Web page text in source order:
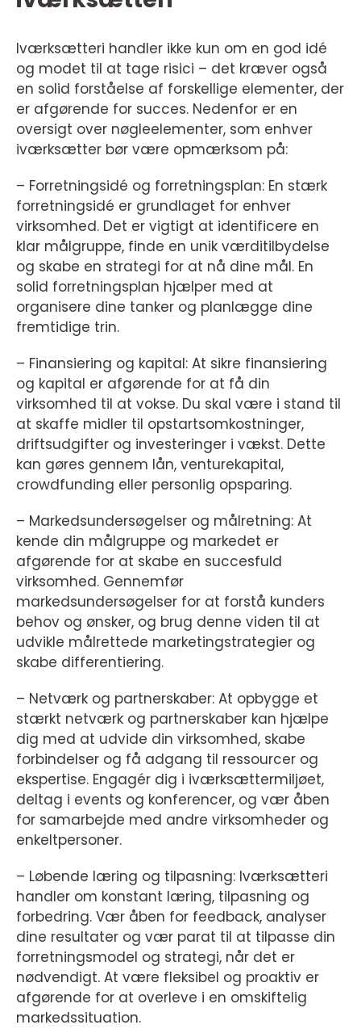
Iværksætteri handler ikke kun om en god idé
og modet til at tage risici – det kræver også
en solid forståelse af forskellige elementer, der
er afgørende for succes. Nedenfor er en
oversigt over nøgleelementer, som enhver
iværksætter bør være opmærksom på:
– Forretningsidé og forretningsplan: En stærk
forretningsidé er grundlaget for enhver
virksomhed. Det er vigtigt at identificere en
klar målgruppe, finde en unik værditilbydelse
og skabe en strategi for at nå dine mål. En
solid forretningsplan hjælper med at
organisere dine tanker og planlægge dine
fremtidige trin.
– Finansiering og kapital: At sikre finansiering
og kapital er afgørende for at få din
virksomhed til at vokse. Du skal være i stand til
at skaffe midler til opstartsomkostninger,
driftsudgifter og investeringer i vækst. Dette
kan gøres gennem lån, venturekapital,
crowdfunding eller personlig opsparing.
– Markedsundersøgelser og målretning: At
kende din målgruppe og markedet er
afgørende for at skabe en succesfuld
virksomhed. Gennemfør
markedsundersøgelser for at forstå kunders
behov og ønsker, og brug denne viden til at
udvikle målrettede marketingstrategier og
skabe differentiering.
– Netværk og partnerskaber: At opbygge et
stærkt netværk og partnerskaber kan hjælpe
dig med at udvide din virksomhed, skabe
forbindelser og få adgang til ressourcer og
ekspertise. Engagér dig i iværksættermiljøet,
deltag i events og konferencer, og vær åben
for samarbejde med andre virksomheder og
enkeltpersoner.
– Løbende læring og tilpasning: Iværksætteri
handler om konstant læring, tilpasning og
forbedring. Vær åben for feedback, analyser
dine resultater og vær parat til at tilpasse din
forretningsmodel og strategi, når det er
nødvendigt. At være fleksibel og proaktiv er
afgørende for at overleve i en omskiftelig
markedssituation.